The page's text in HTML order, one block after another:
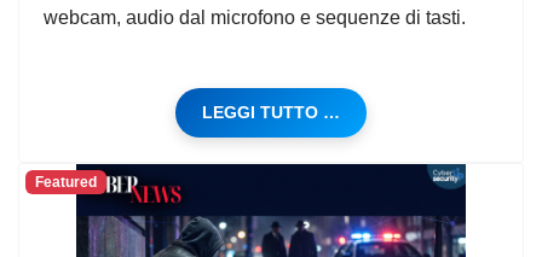
webcam, audio dal microfono e sequenze di tasti.
LEGGI TUTTO …
Featured